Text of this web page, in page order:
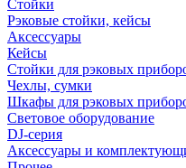
Стойки
Рэковые стойки, кейсы
Аксессуары
Кейсы
Стойки для рэковых
Чехлы, сумки
Шкафы для рэковых
Световое оборудование
DJ-серия
Аксессуары и